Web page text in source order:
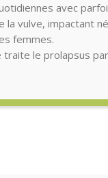
avec
la vulve, impactant
femmes.
traite le prolapsus